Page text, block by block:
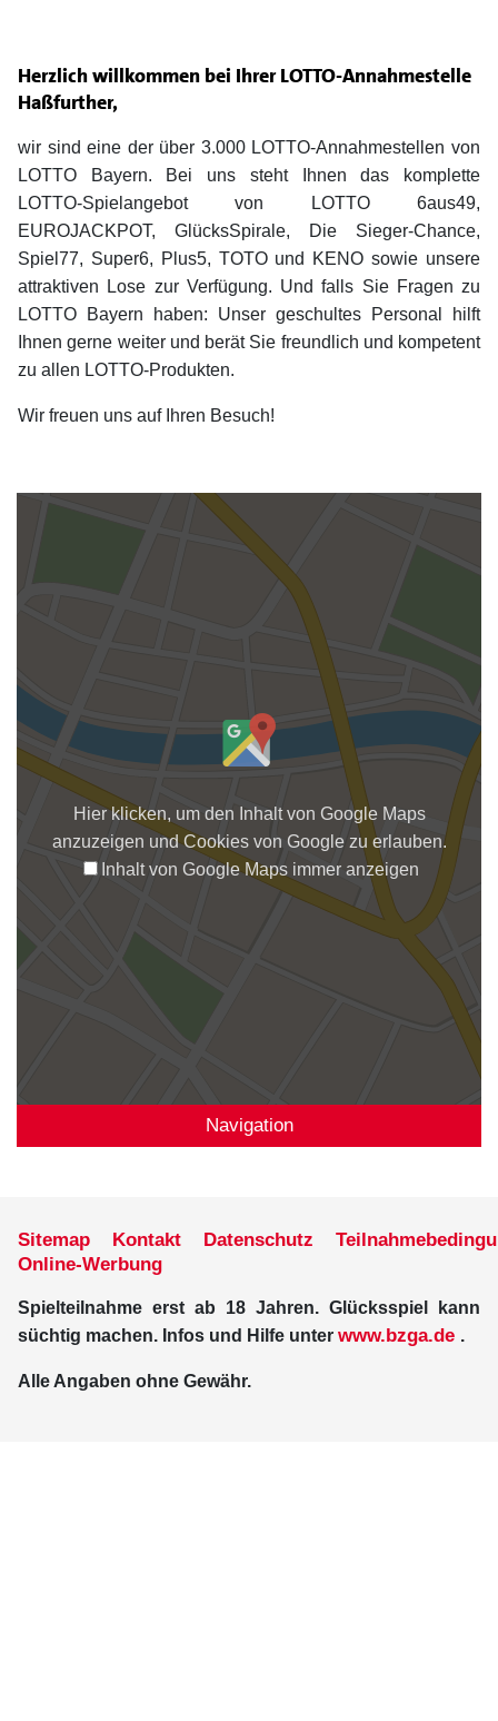
Herzlich willkommen bei Ihrer LOTTO-Annahmestelle
Haßfurther,
wir sind eine der über 3.000 LOTTO-Annahmestellen von
LOTTO Bayern. Bei uns steht Ihnen das komplette
LOTTO-Spielangebot von LOTTO 6aus49,
EUROJACKPOT, GlücksSpirale, Die Sieger-Chance,
Spiel77, Super6, Plus5, TOTO und KENO sowie unsere
attraktiven Lose zur Verfügung. Und falls Sie Fragen zu
LOTTO Bayern haben: Unser geschultes Personal hilft
Ihnen gerne weiter und berät Sie freundlich und kompetent
zu allen LOTTO-Produkten.
Wir freuen uns auf Ihren Besuch!
Hier klicken, um den Inhalt von Google Maps
anzuzeigen und Cookies von Google zu erlauben.
Inhalt von Google Maps immer anzeigen
Navigation
Sitemap Kontakt Datenschutz
Online-Werbung
Spielteilnahme erst ab 18 Jahren. Glücksspiel kann
süchtig machen. Infos und Hilfe unter www.bzga.de .
Alle Angaben ohne Gewähr.